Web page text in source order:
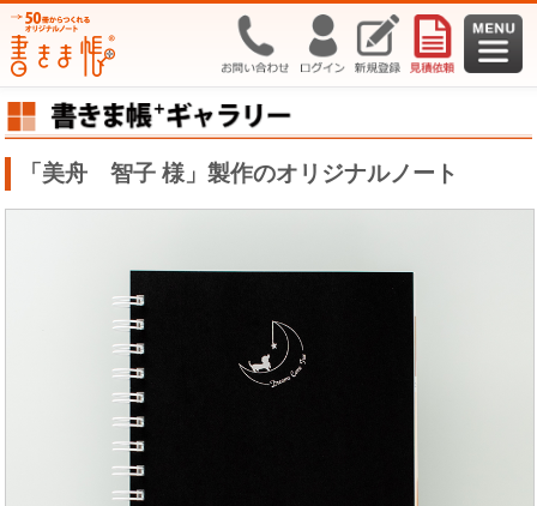
「美舟 智子 様」製作のオリジナルノート